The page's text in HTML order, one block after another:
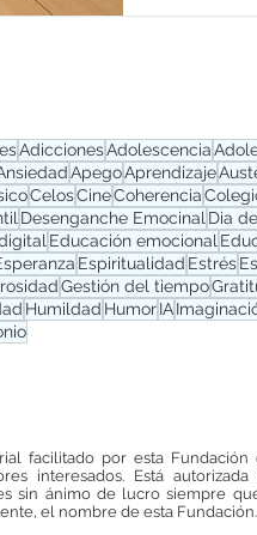
mantener
AdiccionesAdolescencia
ApegoAprendizaje
CelosCineCoherencia
Desenganche Emocinal Dia
Educación emocional
Espiritualidad Estrés
Gestión del tiempo
Humildad HumorIA
facilitado por esta
interesados. Está
sin ánimo de lucro siempre
el nombre de esta Fundación.